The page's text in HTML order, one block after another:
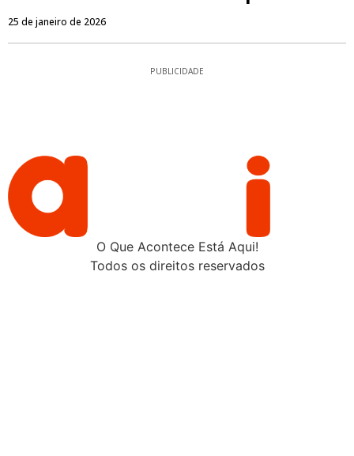
25 de janeiro de 2026
PUBLICIDADE
O Que Acontece Está Aqui!
Todos os direitos reservados